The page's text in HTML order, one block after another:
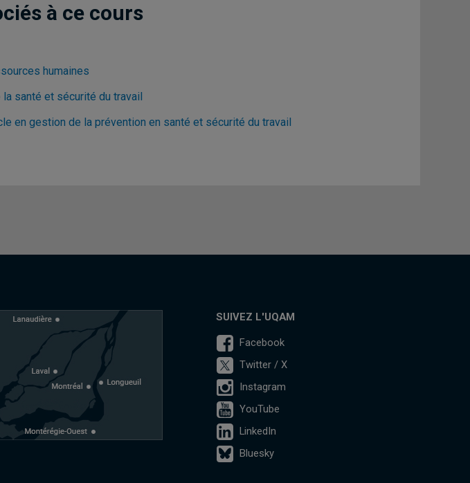
à ce cours
humaines
santé et sécurité du travail
en gestion de la prévention en santé et sécurité du travail
SUIVEZ L'UQAM
Facebook
Twitter / X
Instagram
YouTube
LinkedIn
Bluesky